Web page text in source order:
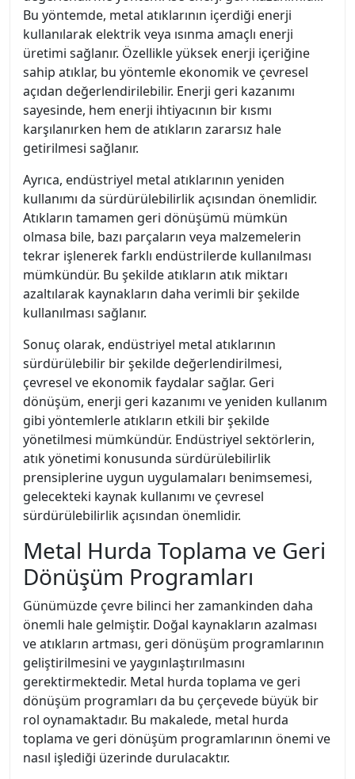
Bu yöntemde, metal atıklarının içerdiği enerji
kullanılarak elektrik veya ısınma amaçlı enerji
üretimi sağlanır. Özellikle yüksek enerji içeriğine
sahip atıklar, bu yöntemle ekonomik ve çevresel
açıdan değerlendirilebilir. Enerji geri kazanımı
sayesinde, hem enerji ihtiyacının bir kısmı
karşılanırken hem de atıkların zararsız hale
getirilmesi sağlanır.
Ayrıca, endüstriyel metal atıklarının yeniden
kullanımı da sürdürülebilirlik açısından önemlidir.
Atıkların tamamen geri dönüşümü mümkün
olmasa bile, bazı parçaların veya malzemelerin
tekrar işlenerek farklı endüstrilerde kullanılması
mümkündür. Bu şekilde atıkların atık miktarı
azaltılarak kaynakların daha verimli bir şekilde
kullanılması sağlanır.
Sonuç olarak, endüstriyel metal atıklarının
sürdürülebilir bir şekilde değerlendirilmesi,
çevresel ve ekonomik faydalar sağlar. Geri
dönüşüm, enerji geri kazanımı ve yeniden kullanım
gibi yöntemlerle atıkların etkili bir şekilde
yönetilmesi mümkündür. Endüstriyel sektörlerin,
atık yönetimi konusunda sürdürülebilirlik
prensiplerine uygun uygulamaları benimsemesi,
gelecekteki kaynak kullanımı ve çevresel
sürdürülebilirlik açısından önemlidir.
Metal Hurda Toplama ve Geri
Dönüşüm Programları
Günümüzde çevre bilinci her zamankinden daha
önemli hale gelmiştir. Doğal kaynakların azalması
ve atıkların artması, geri dönüşüm programlarının
geliştirilmesini ve yaygınlaştırılmasını
gerektirmektedir. Metal hurda toplama ve geri
dönüşüm programları da bu çerçevede büyük bir
rol oynamaktadır. Bu makalede, metal hurda
toplama ve geri dönüşüm programlarının önemi ve
nasıl işlediği üzerinde durulacaktır.